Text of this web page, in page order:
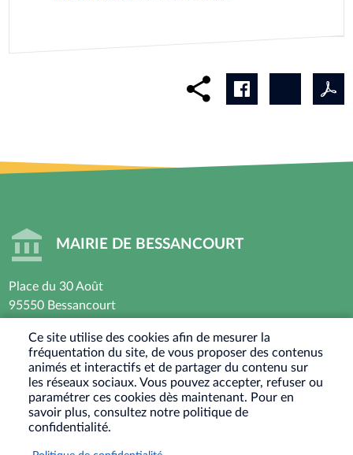
MAIRIE DE BESSANCOURT
Place du 30 Août
95550 Bessancourt
Horaires d’ouverture : Lundi - Mardi - Mercredi -
Vendredi
8h30 - 12h / 13h30-17h30
Jeudi : Fermé le matin - 13h30-17h30
Ce site utilise des cookies afin de mesurer la
fréquentation du site, de vous proposer des contenus
animés et interactifs et de partager du contenu sur
les réseaux sociaux. Vous pouvez accepter, refuser ou
paramétrer ces cookies dès maintenant. Pour en
savoir plus, consultez notre politique de
confidentialité.